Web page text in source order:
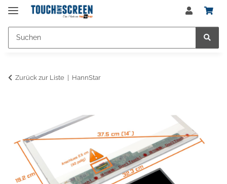
Zurück zur Liste HannStar